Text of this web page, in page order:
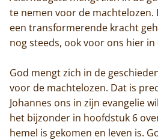
te nemen voor de machtelozen.
een transformerende kracht
nog steeds, ook voor ons hier
God mengt zich in de
voor de machtelozen. Dat is
Johannes ons in zijn evangelie
het bijzonder in hoofdstuk 6
hemel is gekomen en leven is.